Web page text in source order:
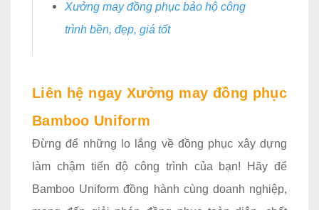
Xưởng may đồng phục bảo hộ công
trình bền, đẹp, giá tốt
Liên hệ ngay Xưởng may đồng phục
Bamboo Uniform
Đừng để những lo lắng về đồng phục xây dựng
làm chậm tiến độ công trình của bạn! Hãy để
Bamboo Uniform đồng hành cùng doanh nghiệp,